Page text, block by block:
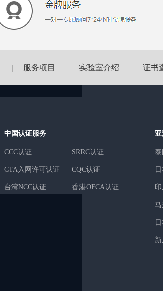
服务项目 实验室介绍 证书
中国认证服务
CCC认证 SRRC认证
CTA入网许可认证 CQC认证
台湾NCC认证 香港OFCA认证
日
印
新